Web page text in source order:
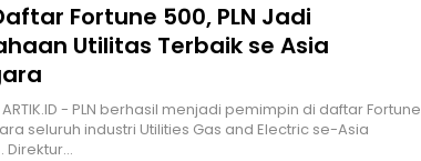
Fortune 500, PLN Jadi
Utilitas Terbaik se Asia
ARTIK.ID - PLN berhasil menjadi pemimpin di daftar Fortune
seluruh industri Utilities Gas and Electric se-Asia
Direktur…